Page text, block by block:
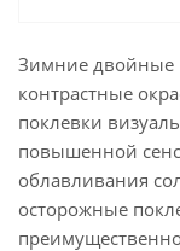
Зимние двойные
контрастные
поклевки
повышенной
облавливания
осторожные